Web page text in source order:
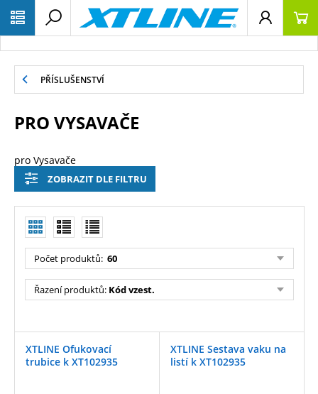
PŘÍSLUŠENSTVÍ
PRO VYSAVAČE
pro Vysavače
ZOBRAZIT DLE FILTRU
Počet produktů: 60
Řazení produktů: Kód vzest.
XTLINE Ofukovací
trubice k XT102935
XTLINE Sestava vaku na
listí k XT102935